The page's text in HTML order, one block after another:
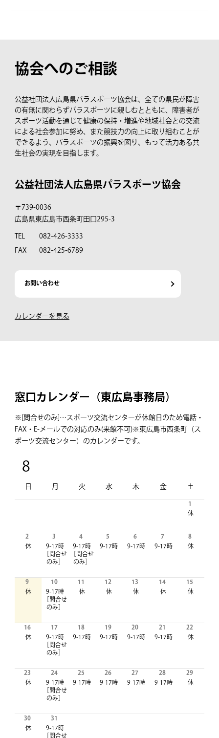
協会へのご相談
公益社団法人広島県パラスポーツ協会は、全ての県民が障害
の有無に関わらずパラスポーツに親しむとともに、障害者が
スポーツ活動を通じて健康の保持・増進や地域社会との交流
による社会参加に努め、また競技力の向上に取り組むことが
できるよう、パラスポーツの振興を図り、もって活力ある共
生社会の実現を目指します。
公益社団法人広島県パラスポーツ協会
〒739-0036
広島県東広島市西条町田口295-3
TEL
082-426-3333
FAX
082-425-6789
お問い合わせ
カレンダーを見る
窓口カレンダー（東広島事務局）
※[問合せのみ]…スポーツ交流センターが休館日のため電話・
FAX・E-メールでの対応のみ(来館不可)※東広島市西条町（ス
ポーツ交流センター）のカレンダーです。
8
日 月 火 水 木 金 土
1
休
2 3 4 5 6 7
8
休
9-17時
［問合せ
のみ］
9-17時
［問合せ
のみ］
9-17時 9-17時 9-17時 休
9 10 11 12 13 14
15
休
9-17時
［問合せ
のみ］
休 休 休 休 休
16 17 18 19 20 21
22
休
9-17時
［問合せ
のみ］
9-17時 9-17時 9-17時 9-17時 休
23 24 25 26 27 28
29
休
9-17時
［問合せ
のみ］
9-17時 9-17時 9-17時 9-17時 休
30
31
休
9-17時
［問合せ